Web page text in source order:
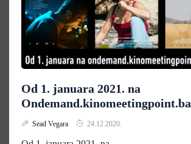
Od 1. januara 2021. na
Ondemand.kinomeetingpoint.ba
Sead Vegara 24.12.2020.